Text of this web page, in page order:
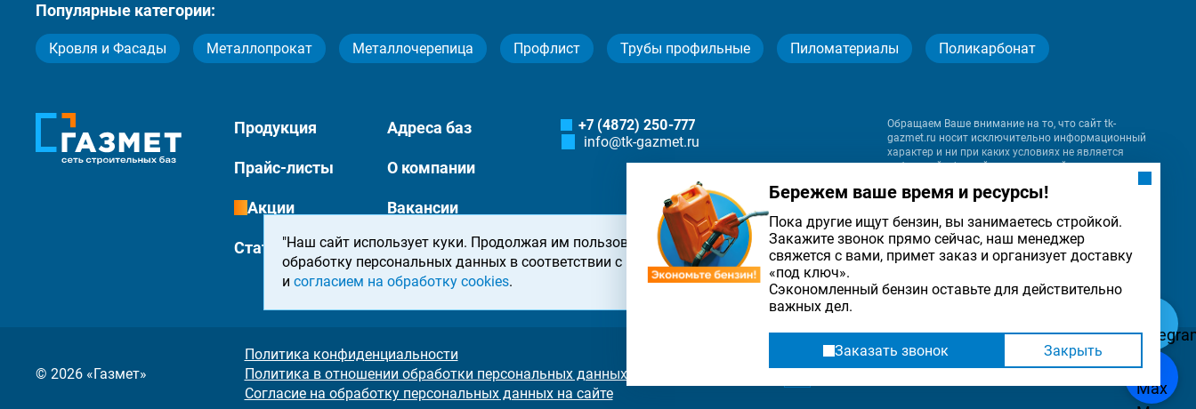
Популярные категории:
Кровля и Фасады Металлопрокат Металлочерепица Профлист Трубы профильные Пиломатериалы Поликарбонат
Продукция Адреса баз
Прайс-листы О компании
Акции Вакансии
Статьи Контакты
+7 (4872) 250-777
info@tk-gazmet.ru
Обращаем Ваше внимание на то, что сайт tk-
gazmet.ru носит исключительно информационный
характер и ни при каких условиях не является
публичной офертой, определяемой положениями
Федерации.
© 2026 «Газмет»
Политика конфиденциальности
Политика в отношении обработки персональных данных на сайте
Согласие на обработку персональных данных на сайте
"Наш сайт использует куки. Продолжая им пользоваться, вы соглашаетесь на
обработку персональных данных в соответствии с
политикой конфиденциальности
и согласием на обработку cookies.
ОК
Бережем ваше время и ресурсы!
Пока другие ищут бензин, вы занимаетесь стройкой.
Закажите звонок прямо сейчас, наш менеджер
свяжется с вами, примет заказ и организует доставку
«под ключ».
Сэкономленный бензин оставьте для действительно
важных дел.
Заказать звонок Закрыть